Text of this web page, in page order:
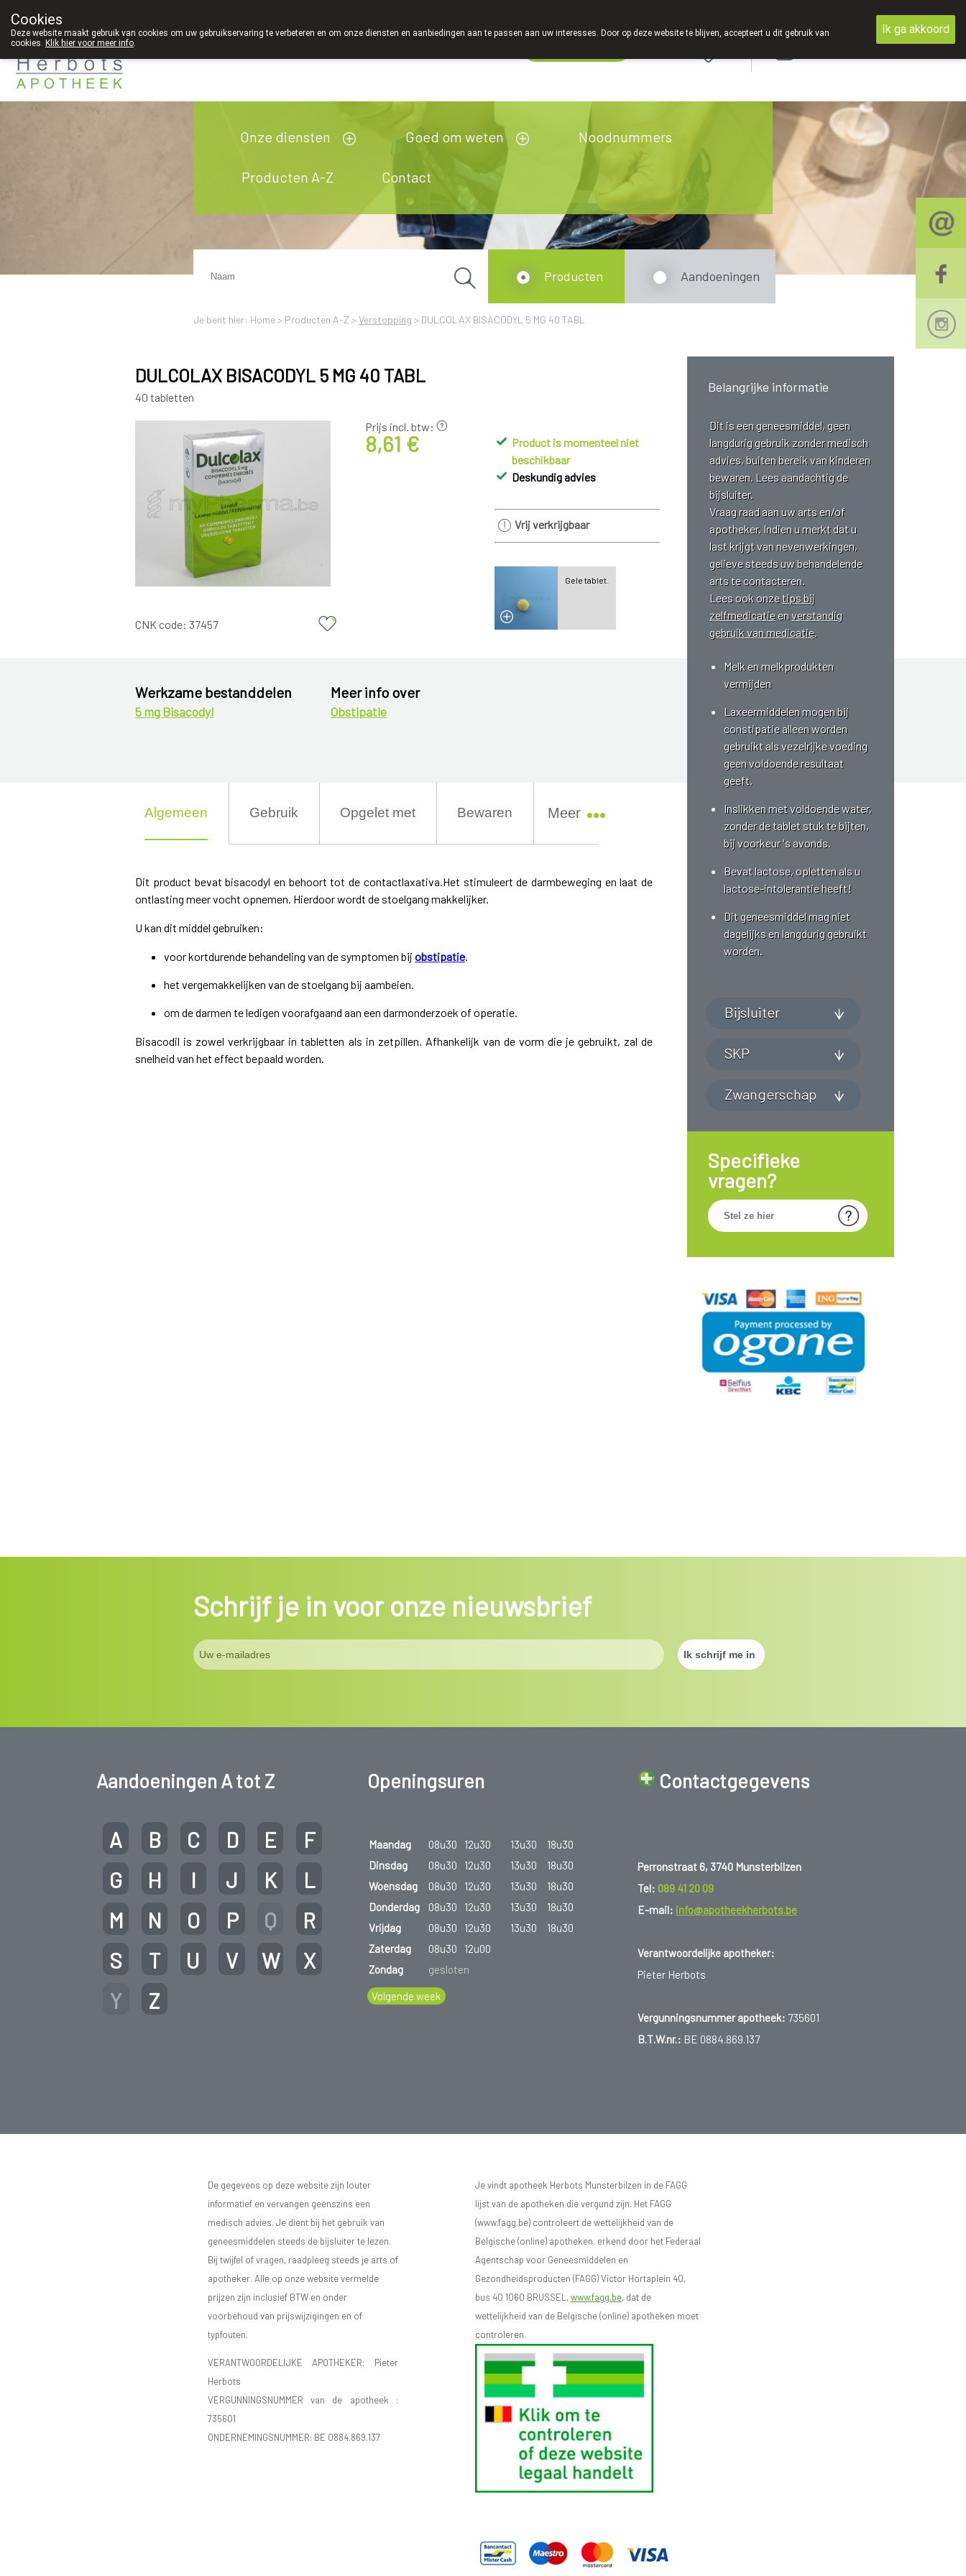
089 41 20 09
Onze diensten Goed om weten Noodnummers
Producten A-Z Contact
Je bent hier: Home > Producten A-Z >Verstopping > DULCOLAX BISACODYL 5 MG 40 TABL
Producten Aandoeningen
DULCOLAX BISACODYL 5 MG 40 TABL
40 tabletten
Prijs incl. btw:
8,61 €
CNK code:37457
Product is momenteel niet
beschikbaar
Deskundig advies
Vrij verkrijgbaar
Gele tablet.
Belangrijke informatie
Dit is een geneesmiddel, geen
langdurig gebruik zonder medisch
advies, buiten bereik van kinderen
bewaren. Lees aandachtig de
bijsluiter.
Vraag raad aan uw arts en/of
apotheker. Indien u merkt dat u
last krijgt van nevenwerkingen,
gelieve steeds uw behandelende
arts te contacteren.
Lees ook onzetips bij
zelfmedicatieenverstandig
gebruik van medicatie.
Melk en melkprodukten
vermijden
Laxeermiddelen mogen bij
constipatie alleen worden
gebruikt als vezelrijke voeding
geen voldoende resultaat
geeft.
Inslikken met voldoende water,
zonder de tablet stuk te bijten,
bij voorkeur 's avonds.
Bevat lactose, opletten als u
lactose-intolerantie heeft!
Dit geneesmiddel mag niet
dagelijks en langdurig gebruikt
worden.
Bijsluiter
SKP
Zwangerschap
Specifieke
vragen?
Werkzame bestanddelen
5 mg Bisacodyl
Meer info over
Obstipatie
Algemeen Gebruik Opgelet met Bewaren Meer
Dit product bevat bisacodyl en behoort tot de contactlaxativa.Het stimuleert de darmbeweging en laat de
ontlasting meer vocht opnemen. Hierdoor wordt de stoelgang makkelijker.
U kan dit middel gebruiken:
voor kortdurende behandeling van de symptomen bijobstipatie
het vergemakkelijken van de stoelgang bij aambeien.
om de darmen te ledigen voorafgaand aan een darmonderzoek of operatie.
Bisacodil is zowel verkrijgbaar in tabletten als in zetpillen. Afhankelijk van de vorm die je gebruikt, zal de
snelheid van het effect bepaald worden.
Schrijf je in voor onze nieuwsbrief
Aandoeningen A tot Z
A B C D E
F
G
H I J K
L
M
N O P Q
R
S
T U V W
X
Y
Z
Openingsuren
Maandag 08u30 12u30 13u30
18u30
Dinsdag
08u30 12u30 13u30
18u30
Woensdag
08u30 12u30 13u30
18u30
Donderdag
08u30 12u30 13u30
18u30
Vrijdag
08u30 12u30 13u30
18u30
Zaterdag
08u30
12u00
Zondag
gesloten
Volgende week
Contactgegevens
Perronstraat 6, 3740 Munsterbilzen
Tel: 089 41 20 09
E-mail: info@apotheekherbots.be
Verantwoordelijke apotheker:
Pieter Herbots
Vergunningsnummer apotheek: 735601
B.T.W.nr.: BE 0884.869.137
De gegevens op deze website zijn louter
informatief en vervangen geenszins een
medisch advies. Je dient bij het gebruik van
geneesmiddelen steeds de bijsluiter te lezen.
Bij twijfel of vragen, raadpleeg steeds je arts of
apotheker. Alle op onze website vermelde
prijzen zijn inclusief BTW en onder
voorbehoud van prijswijzigingen en of
typfouten.
VERANTWOORDELIJKE APOTHEKER: Pieter
Herbots
VERGUNNINGSNUMMER van de apotheek :
735601
ONDERNEMINGSNUMMER: BE 0884.869.137
Je vindt apotheek Herbots Munsterbilzen in de FAGG
lijst van de apotheken die vergund zijn. Het FAGG
(www.fagg.be) controleert de wettelijkheid van de
Belgische (online) apotheken. erkend door het Federaal
Agentschap voor Geneesmiddelen en
Gezondheidsproducten (FAGG) Victor Hortaplein 40,
bus 40 1060 BRUSSEL,www.fagg.be, dat de
wettelijkheid van de Belgische (online) apotheken moet
controleren.
Cookies
Deze website maakt gebruik van cookies om uw gebruikservaring te verbeteren en om onze diensten en aanbiedingen aan te passen aan uw interesses. Door op deze website te blijven, accepteert u dit gebruik van
cookies. Klik hier voor meer info.
Ik ga akkoord